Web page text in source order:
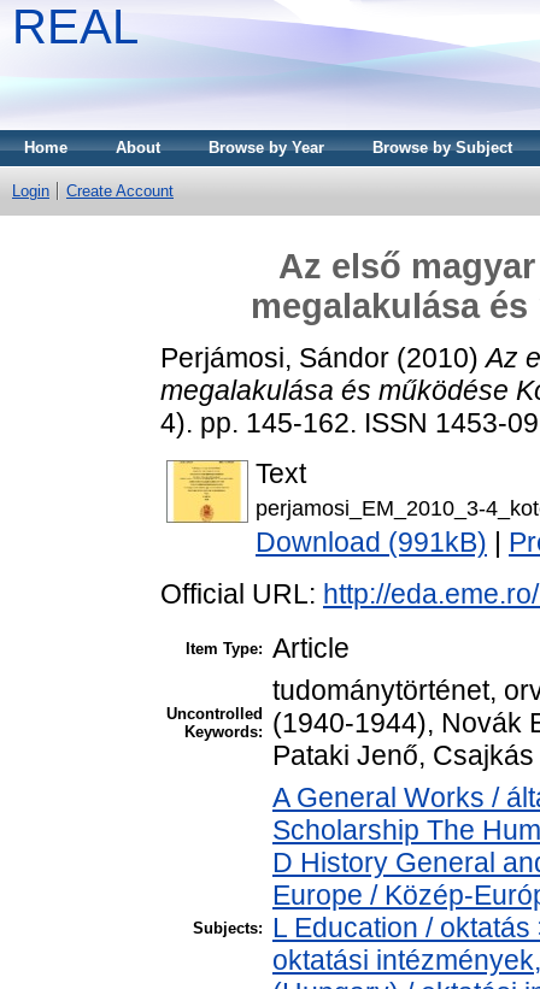
REAL
Home About Browse by Year Browse by Subject
Login Create Account
Az első
megalakulása
Perjámosi, Sándor (2010)Az
megalakulása és működése
4). pp. 145-162. ISSN 1453-
Text
perjamosi_EM_2010_3-
Download (991kB)
Official URL: http://
Item Type: Article
Uncontrolled
Keywords:
tudománytörténet,
(1940-1944), Novák
Pataki Jenő,
Subjects:
A General Works /
Scholarship The
D History General
Europe / Közép-
L Education /
oktatási